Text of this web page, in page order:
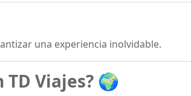
una experiencia inolvidable.
Viajes? 🌍